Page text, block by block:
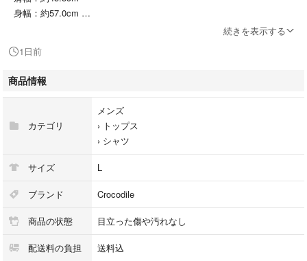
身幅：約57.0cm
【状態ランク】B
【状態】
【コンディションについて】
S…新品・未使用品
SA/A…極めて美品・使用感のほとんどない中古品
B…美品・目立つ傷や汚れなどがない比較的綺麗な中古品
C…中古品・わずかな使用感や傷、汚れなど
D…少々状態の悪い中古品・目立つ傷や使用感、汚れなど
E... 状態の悪い中古品・経年劣化以外の傷や汚れが目立つ
続きを表示する
1日前
商品情報
カテゴリ
メンズ
› トップス
› シャツ
サイズ L
ブランド Crocodile
商品の状態 目立った傷や汚れなし
配送料の負担 送料込